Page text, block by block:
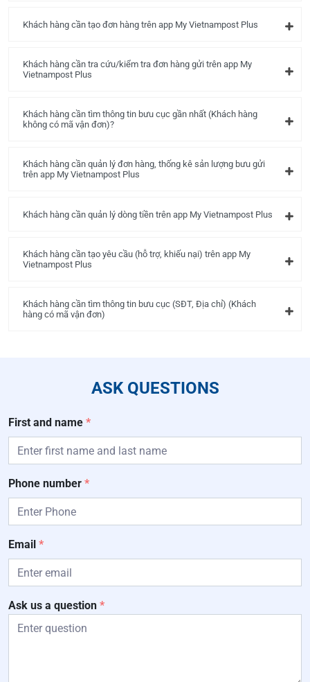
Khách hàng cần tạo đơn hàng trên app My Vietnampost Plus
Khách hàng cần tra cứu/kiểm tra đơn hàng gửi trên app My
Vietnampost Plus
Khách hàng cần tìm thông tin bưu cục gần nhất (Khách hàng
không có mã vận đơn)?
Khách hàng cần quản lý đơn hàng, thống kê sản lượng bưu gửi
trên app My Vietnampost Plus
Khách hàng cần quản lý dòng tiền trên app My Vietnampost Plus
Khách hàng cần tạo yêu cầu (hỗ trợ, khiếu nại) trên app My
Vietnampost Plus
Khách hàng cần tìm thông tin bưu cục (SĐT, Địa chỉ) (Khách
hàng có mã vận đơn)
ASK QUESTIONS
First and name *
Phone number *
Email *
Ask us a question *